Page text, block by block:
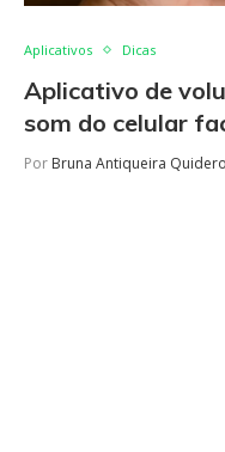
Aplicativos Dicas
Aplicativo de
som do celular
Por Bruna Antiqueira